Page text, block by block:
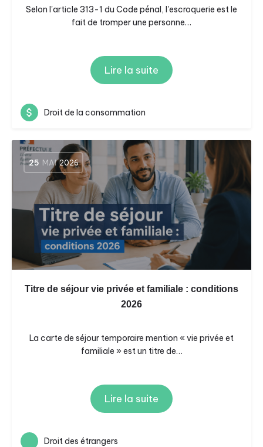
Selon l'article 313-1 du Code pénal, l'escroquerie est le
fait de tromper une personne…
Lire la suite
Droit de la consommation
25 MAI 2026
Titre de séjour vie privée et familiale : conditions
2026
La carte de séjour temporaire mention « vie privée et
familiale » est un titre de…
Lire la suite
Droit des étrangers